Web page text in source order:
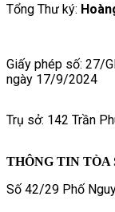
Tổng Thư ký:
Giấy phép số: 27/
ngày 17/9/2024
Trụ sở: 142 Trần
THÔNG TIN TÒA
Số 42/29 Phố